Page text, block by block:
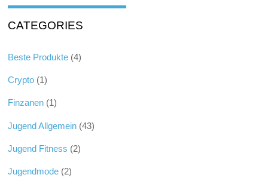
CATEGORIES
Beste Produkte (4)
Crypto (1)
Finzanen (1)
Jugend Allgemein (43)
Jugend Fitness (2)
Jugendmode (2)